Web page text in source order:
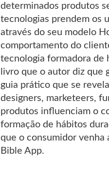
determinados produtos
tecnologias prendem os
através do seu modelo
comportamento do
tecnologia formadora de
livro que o autor diz que
guia prático que se
designers, marketeers,
produtos influenciam o
formação de hábitos
que o consumidor venha
Bible App.